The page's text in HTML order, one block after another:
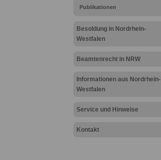
Publikationen
Besoldung in Nordrhein-
Westfalen
Beamtenrecht in NRW
Informationen aus Nordrhein-
Westfalen
Service und Hinweise
Kontakt